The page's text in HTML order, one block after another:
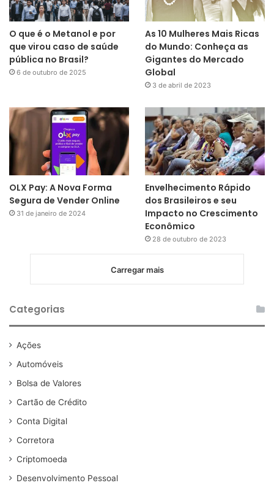
O que é o Metanol e por
que virou caso de saúde
pública no Brasil?
6 de outubro de 2025
As 10 Mulheres Mais Ricas
do Mundo: Conheça as
Gigantes do Mercado
Global
3 de abril de 2023
OLX Pay: A Nova Forma
Segura de Vender Online
31 de janeiro de 2024
Envelhecimento Rápido
dos Brasileiros e seu
Impacto no Crescimento
Econômico
28 de outubro de 2023
Carregar mais
Categorias
Ações
Automóveis
Bolsa de Valores
Cartão de Crédito
Conta Digital
Corretora
Criptomoeda
Desenvolvimento Pessoal